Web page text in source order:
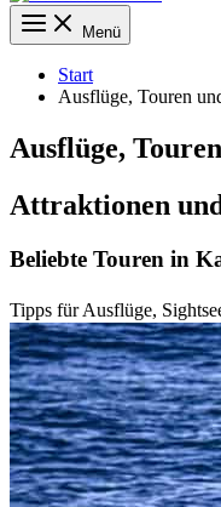
Menü
Start
Ausflüge, Touren
Ausflüge,
Attraktionen
Beliebte Touren in
Tipps für Ausflüge,